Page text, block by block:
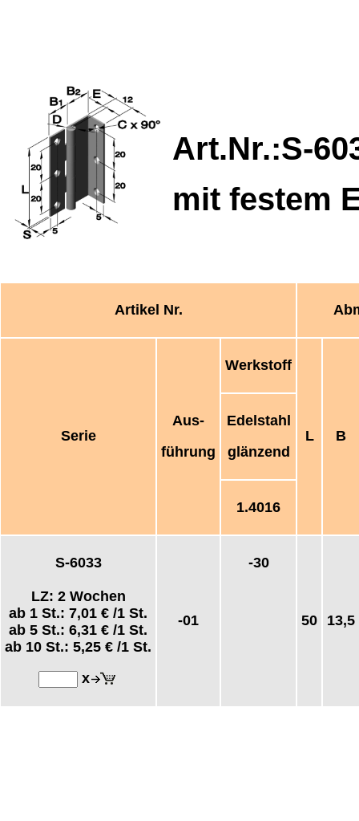
Art.Nr.:S-
mit festem
Artikel Nr.
Serie
Aus-
führung
Werkstoff
L B
Edelstahl
glänzend
1.4016
S-6033
LZ: 2 Wochen
ab 1 St.: 7,01 € /1 St.
ab 5 St.: 6,31 € /1 St.
ab 10 St.: 5,25 € /1 St.
x
-01
-30
50 13,5